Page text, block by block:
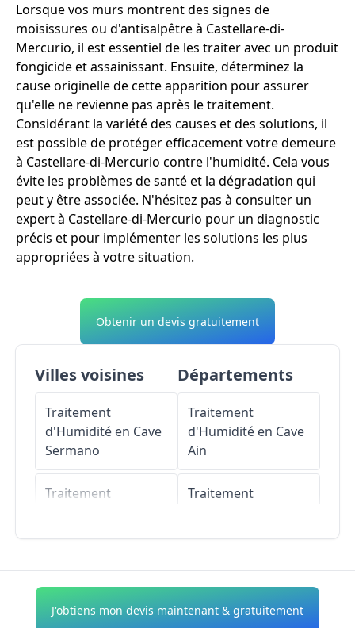
Lorsque vos murs montrent des signes de
moisissures ou d'antisalpêtre à Castellare-di-
Mercurio, il est essentiel de les traiter avec un produit
fongicide et assainissant. Ensuite, déterminez la
cause originelle de cette apparition pour assurer
qu'elle ne revienne pas après le traitement.
Considérant la variété des causes et des solutions, il
est possible de protéger efficacement votre demeure
à Castellare-di-Mercurio contre l'humidité. Cela vous
évite les problèmes de santé et la dégradation qui
peut y être associée. N'hésitez pas à consulter un
expert à Castellare-di-Mercurio pour un diagnostic
précis et pour implémenter les solutions les plus
appropriées à votre situation.
Obtenir un devis gratuitement
Villes voisines
Traitement
d'Humidité en Cave
Sermano
Traitement
Traitement
Santa-Lucia-di-
Départements
Traitement
d'Humidité en Cave
Ain
Traitement
Traitement
Allier
J'obtiens mon devis maintenant & gratuitement